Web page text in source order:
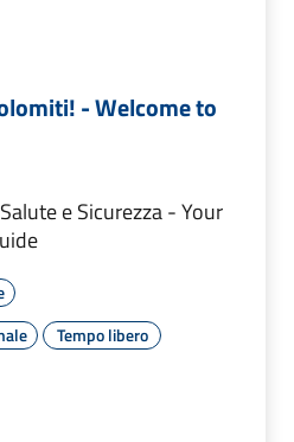
- Welcome to
e Sicurezza - Your
Tempo libero